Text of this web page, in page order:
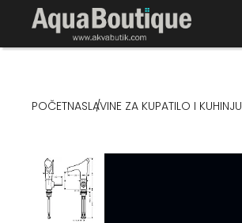
POČETNASLAVINE ZA KUPATILO I KUHINJU